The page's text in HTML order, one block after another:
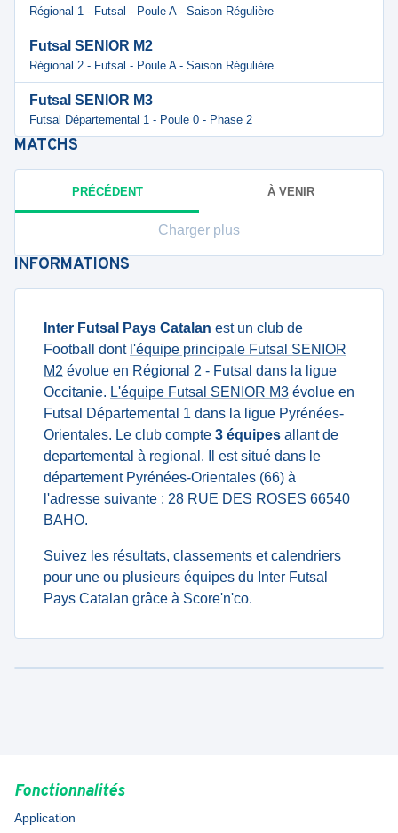
Régional 1 - Futsal - Poule A - Saison Régulière
Futsal SENIOR M2
Régional 2 - Futsal - Poule A - Saison Régulière
Futsal SENIOR M3
Futsal Départemental 1 - Poule 0 - Phase 2
MATCHS
PRÉCÉDENT À VENIR
Charger plus
INFORMATIONS
Inter Futsal Pays Catalan est un club de
Football dont l'équipe principale Futsal SENIOR
M2 évolue en Régional 2 - Futsal dans la ligue
Occitanie. L'équipe Futsal SENIOR M3 évolue en
Futsal Départemental 1 dans la ligue Pyrénées-
Orientales. Le club compte 3 équipes allant de
departemental à regional. Il est situé dans le
département Pyrénées-Orientales (66) à
l'adresse suivante : 28 RUE DES ROSES 66540
BAHO.
Suivez les résultats, classements et calendriers
pour une ou plusieurs équipes du Inter Futsal
Pays Catalan grâce à Score'n'co.
Fonctionnalités
Application